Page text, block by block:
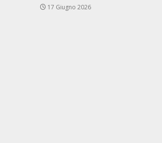
17 Giugno 2026